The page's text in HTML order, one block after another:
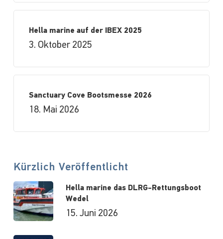
Hella marine auf der IBEX 2025
3. Oktober 2025
Sanctuary Cove Bootsmesse 2026
18. Mai 2026
Kürzlich Veröffentlicht
Hella marine das DLRG-Rettungsboot
Wedel
15. Juni 2026